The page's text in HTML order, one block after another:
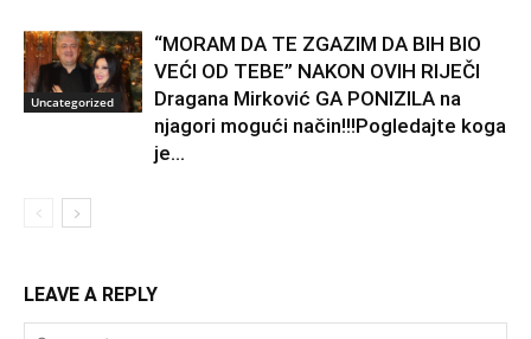
Uncategorized
“MORAM DA TE ZGAZIM DA BIH BIO
VEĆI OD TEBE” NAKON OVIH RIJEČI
Dragana Mirković GA PONIZILA na
njagori mogući način!!!Pogledajte koga
je...
LEAVE A REPLY